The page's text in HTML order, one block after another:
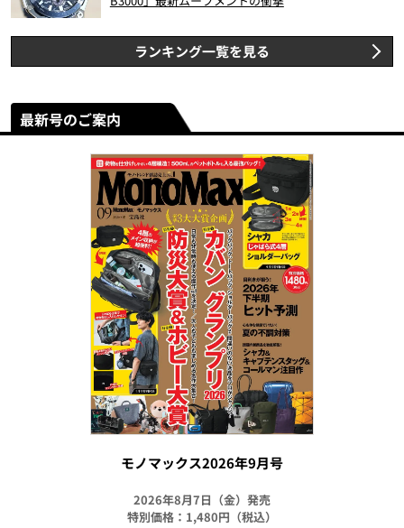
ランキング一覧を見る
最新号のご案内
モノマックス2026年9月号
2026年8月7日（金）発売
特別価格：1,480円（税込）